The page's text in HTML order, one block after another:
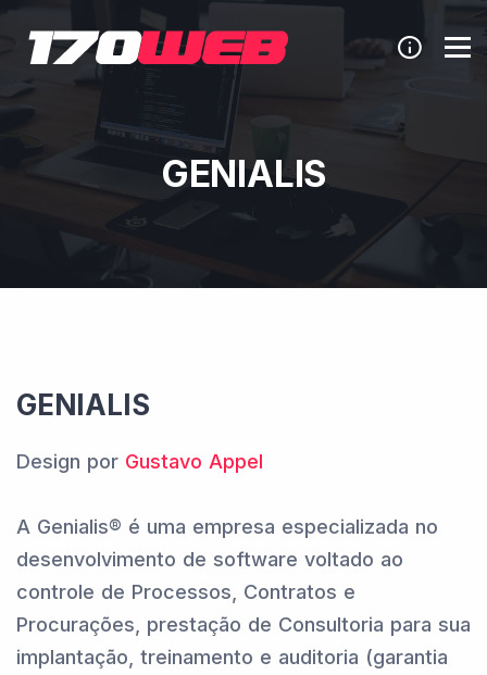
GENIALIS
GENIALIS
Design por Gustavo Appel
A Genialis® é uma empresa especializada no
desenvolvimento de software voltado ao
controle de Processos, Contratos e
Procurações, prestação de Consultoria para sua
implantação, treinamento e auditoria (garantia